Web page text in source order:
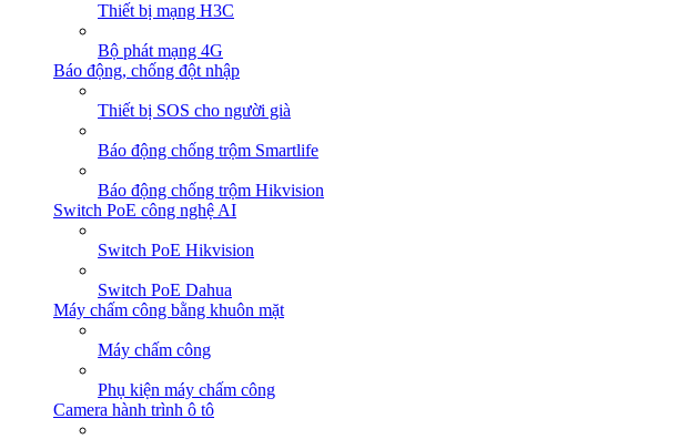
Thiết bị mạng H3C
Bộ phát mạng 4G
Báo động, chống đột nhập
Thiết bị SOS cho người già
Báo động chống trộm Smartlife
Báo động chống trộm Hikvision
Switch PoE công nghệ AI
Switch PoE Hikvision
Switch PoE Dahua
Máy chấm công bằng khuôn mặt
Máy chấm công
Phụ kiện máy chấm công
Camera hành trình ô tô